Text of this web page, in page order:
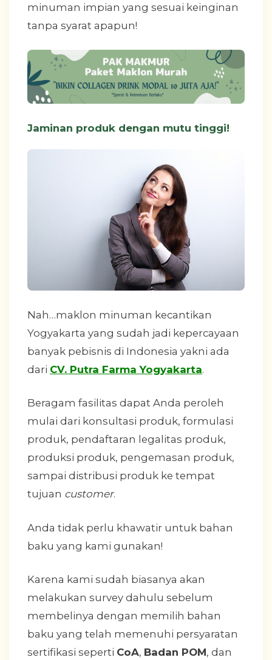
minuman impian yang sesuai keinginan
tanpa syarat apapun!
Jaminan produk dengan mutu tinggi!
Nah…maklon minuman kecantikan
Yogyakarta yang sudah jadi kepercayaan
banyak pebisnis di Indonesia yakni ada
dari CV. Putra Farma Yogyakarta.
Beragam fasilitas dapat Anda peroleh
mulai dari konsultasi produk, formulasi
produk, pendaftaran legalitas produk,
produksi produk, pengemasan produk,
sampai distribusi produk ke tempat
tujuan customer.
Anda tidak perlu khawatir untuk bahan
baku yang kami gunakan!
Karena kami sudah biasanya akan
melakukan survey dahulu sebelum
membelinya dengan memilih bahan
baku yang telah memenuhi persyaratan
sertifikasi seperti CoA, Badan POM, dan